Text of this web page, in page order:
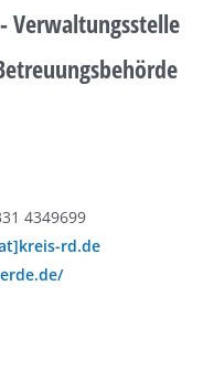
Verwaltungsstelle
4349699
rd.de